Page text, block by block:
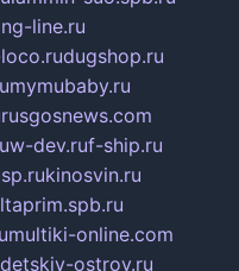
line.ru
dugshop.ru
mymubaby.ru
rusgosnews.com
w-dev.ruf-ship.ru
kinosvin.ru
multiki-online.com
detskiy-ostrov.ru